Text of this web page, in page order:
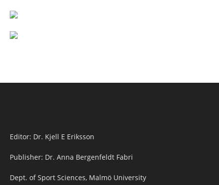
Editor: Dr. Kjell E Eriksson
Publisher: Dr. Anna Bergenfeldt Fabri
Dept. of Sport Sciences, Malmö University